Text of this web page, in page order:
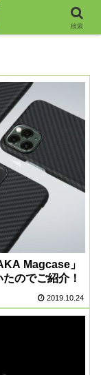
Magcase」
のでご紹介！
2019.10.24
検索